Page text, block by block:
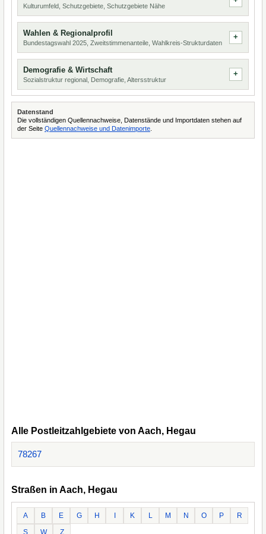
Kulturumfeld, Schutzgebiete, Schutzgebiete Nähe
Wahlen & Regionalprofil
Bundestagswahl 2025, Zweitstimmenanteile, Wahlkreis-Strukturdaten
Demografie & Wirtschaft
Sozialstruktur regional, Demografie, Altersstruktur
Datenstand
Die vollständigen Quellennachweise, Datenstände und Importdaten stehen auf
der Seite Quellennachweise und Datenimporte
Alle Postleitzahlgebiete von Aach, Hegau
78267
Straßen in Aach, Hegau
A B E G H K L M N O P
R
S
W Z